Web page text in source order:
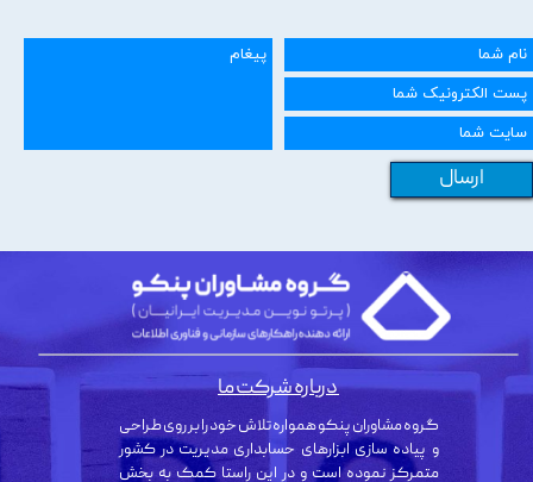
ارسال
گروه مشاوران پنکو همواره تلاش خود را بر روی طراحی
و پیاده سازی ابزارهای حسابداری مدیریت در کشور
متمرکز نموده است و در این راستا کمک به بخش
درباره شرکت ما